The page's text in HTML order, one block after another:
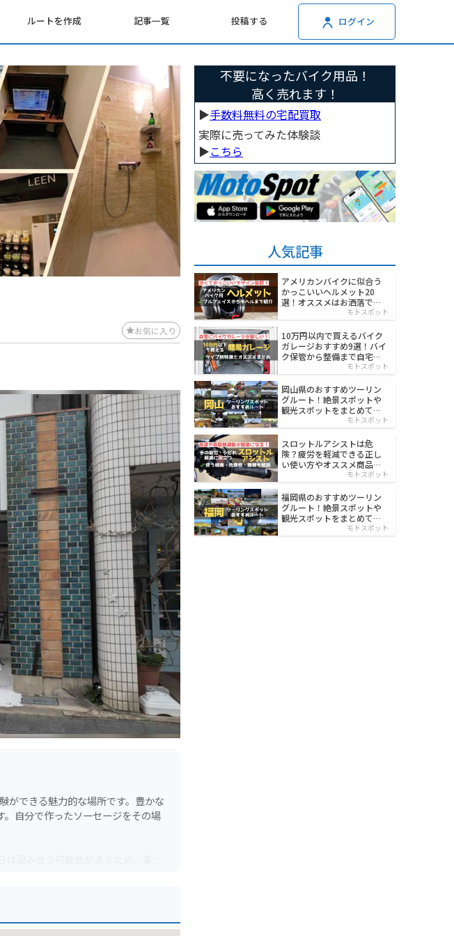
ルートを作成 記事一覧 投稿する ログイン
お気に入り
ができる魅力的な場所です。豊かな
自分で作ったソーセージをその場
混み合う可能性があるため、事前
く、温泉で旅の疲れを癒すことも
不要になったバイク用品！
高く売れます！
▶︎手数料無料の宅配買取
実際に売ってみた体験談
▶︎こちら
人気記事
アメリカンバイクに似合う
かっこいいヘルメット20
選！オススメはお洒落でワ
モトスポット
10万円以内で買えるバイク
ガレージおすすめ9選！バイ
ク保管から整備まで自宅で
モトスポット
岡山県のおすすめツーリン
グルート！絶景スポットや
観光スポットをまとめて紹
モトスポット
スロットルアシストは危
険？疲労を軽減できる正し
い使い方やオススメ商品を
モトスポット
福岡県のおすすめツーリン
グルート！絶景スポットや
観光スポットをまとめて紹
モトスポット